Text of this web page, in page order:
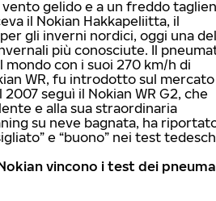
vento gelido e a un freddo
il Nokian Hakkapeliitta, il
gli inverni nordici, oggi una
più conosciute. Il
con i suoi 270 km/h di
WR, fu introdotto sul
seguì il Nokian WR G2, che
e alla sua straordinaria
su neve bagnata, ha
e “buono” nei test
vincono i test dei